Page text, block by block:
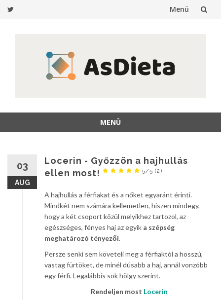
Menü
MENÜ
03
AUG
Locerin - Győzzön a hajhullás
ellen most!
5/5 (2)
A hajhullás a férfiakat és a nőket egyaránt érinti.
Mindkét nem számára kellemetlen, hiszen mindegy,
hogy a két csoport közül melyikhez tartozol, az
egészséges, fényes haj az egyik a szépség
meghatározó tényezői.
Persze senki sem követeli meg a férfiaktól a hosszú,
vastag fürtöket, de minél dúsabb a haj, annál vonzóbb
egy férfi. Legalábbis sok hölgy szerint.
Rendeljen most Locerin